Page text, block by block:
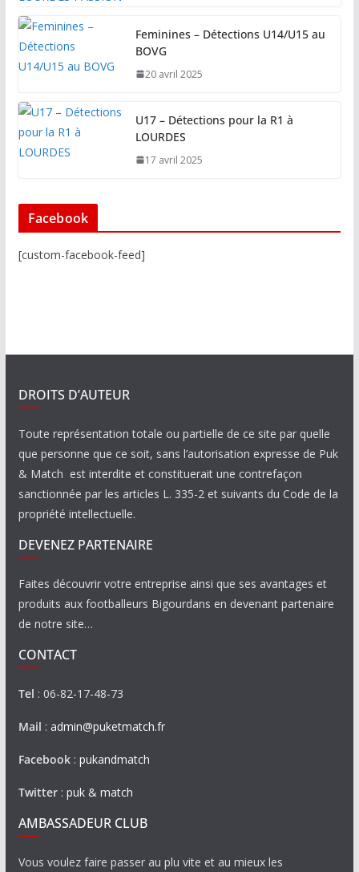
Feminines – Détections U14/U15 au
BOVG
20 avril 2025
U17 – Détections pour la R1 à
LOURDES
17 avril 2025
Facebook
[custom-facebook-feed]
DROITS D’AUTEUR
Toute représentation totale ou partielle de ce site par quelle
que personne que ce soit, sans l’autorisation expresse de Puk
& Match est interdite et constituerait une contrefaçon
sanctionnée par les articles L. 335-2 et suivants du Code de la
propriété intellectuelle.
DEVENEZ PARTENAIRE
Faites découvrir votre entreprise ainsi que ses avantages et
produits aux footballeurs Bigourdans en devenant partenaire
de notre site…
CONTACT
Tel : 06-82-17-48-73
Mail : admin@puketmatch.fr
Facebook: pukandmatch
Twitter: puk & match
AMBASSADEUR CLUB
Vous voulez faire passer au plu vite et au mieux les